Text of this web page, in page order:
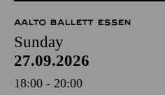
AALTO BALLETT ESSEN
Sunday
27.09.2026
18:00 - 20:00